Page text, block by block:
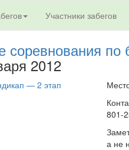
Участники забегов
соревнования по
2012
— 2 этап
801-
а не